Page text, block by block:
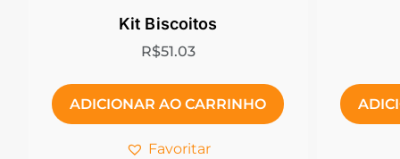
Kit Biscoitos
R$51.03
ADICIONAR AO CARRINHO
Favoritar